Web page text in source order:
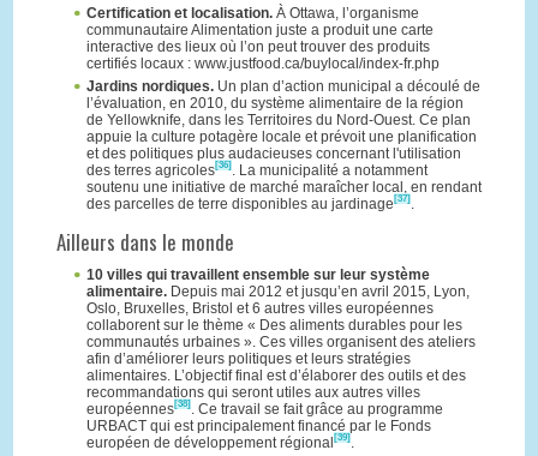
Certification et localisation.À Ottawa, l’organisme
communautaire Alimentation juste a produit une carte
interactive des lieux où l’on peut trouver des produits
certifiés locaux : www.justfood.ca/buylocal/index-fr.php
Jardins nordiques.Un plan d’action municipal a découlé de
l’évaluation, en 2010, du système alimentaire de la région
de Yellowknife, dans les Territoires du Nord-Ouest. Ce plan
appuie la culture potagère locale et prévoit une planification
et des politiques plus audacieuses concernant l'utilisation
des terres agricoles[36] . La municipalité a notamment
soutenu une initiative de marché maraîcher local, en rendant
des parcelles de terre disponibles au jardinage [37] .
Ailleurs dans le monde
10 villes qui travaillent ensemble sur leur système
alimentaire. Depuis mai 2012 et jusqu’en avril 2015, Lyon,
Oslo, Bruxelles, Bristol et 6 autres villes européennes
collaborent sur le thème « Des aliments durables pour les
communautés urbaines ». Ces villes organisent des ateliers
afin d’améliorer leurs politiques et leurs stratégies
alimentaires. L’objectif final est d’élaborer des outils et des
recommandations qui seront utiles aux autres villes
européennes[38] . Ce travail se fait grâce au programme
URBACT qui est principalement financé par le Fonds
européen de développement régional [39] .